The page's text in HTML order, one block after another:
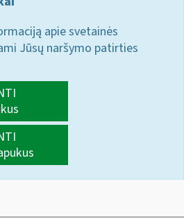
apie svetainės
Jūsų naršymo patirties